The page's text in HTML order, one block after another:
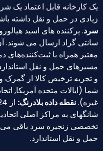
کارخانه قابل اعتماد یک شریک
در حمل و نقل داشته
گراد ارسال می شوند.
همراه با ثبت‌کننده‌های
حمل و نقل استاندارد
تجربه ترخیص کالا از گمرک
نقطه داده بلادرنگ:
به مراکز اصلی
و نقل استاندارد.